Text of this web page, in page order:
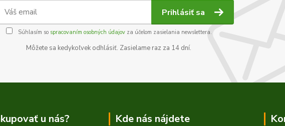
Prihlásiť sa
Súhlasím so spracovaním osobných údajovza účelom zasielania newslettera.
Môžete sa kedykoľvek odhlásiť. Zasielame raz za 14 dní.
u nás? Kde nás nájdete